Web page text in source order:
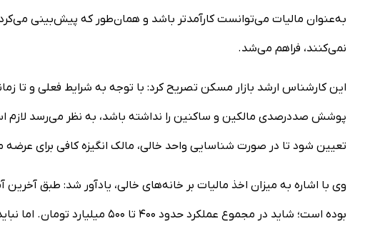
به‌عنوان مالیات می‌توانست کارآمدتر باشد و همان‌طور که پیش‌بینی
نمی‌کنند، فراهم می‌شد.
این کارشناس ارشد بازار مسکن تصریح کرد: با توجه به شرایط فعلی و تا
تعیین شود تا در صورت شناسایی واحد خالی، مالک انگیزه کافی برای
بوده است؛ شاید در مجموع عملکرد